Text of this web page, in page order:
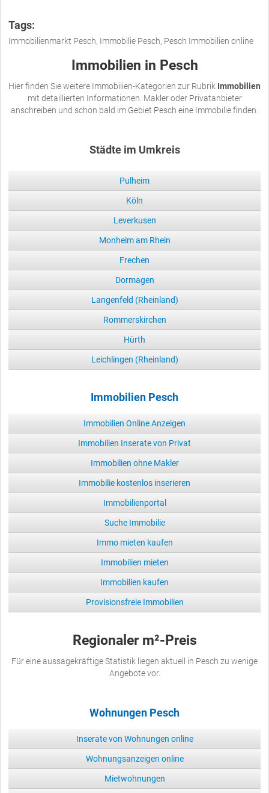
Tags:
Immobilienmarkt Pesch, Immobilie Pesch, Pesch Immobilien online
Immobilien in Pesch
Hier finden Sie weitere Immobilien-Kategorien zur Rubrik Immobilien
mit detaillierten Informationen. Makler oder Privatanbieter
anschreiben und schon bald im Gebiet Pesch eine Immobilie finden.
Städte im Umkreis
Pulheim
Köln
Leverkusen
Monheim am Rhein
Frechen
Dormagen
Langenfeld (Rheinland)
Rommerskirchen
Hürth
Leichlingen (Rheinland)
Immobilien Pesch
Immobilien Online Anzeigen
Immobilien Inserate von Privat
Immobilien ohne Makler
Immobilie kostenlos inserieren
Immobilienportal
Suche Immobilie
Immo mieten kaufen
Immobilien mieten
Immobilien kaufen
Provisionsfreie Immobilien
Regionaler m²-Preis
Für eine aussagekräftige Statistik liegen aktuell in Pesch zu wenige
Angebote vor.
Wohnungen Pesch
Inserate von Wohnungen online
Wohnungsanzeigen online
Mietwohnungen